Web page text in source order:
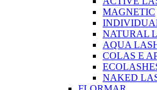
MAGNETIC
NATURAL
AQUA
COLAS E
NAKED